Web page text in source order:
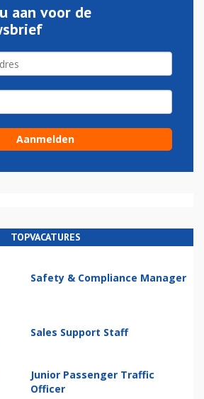
aan voor de
TOPVACATURES
Safety & Compliance Manager
Sales Support Staff
Junior Passenger Traffic
Officer